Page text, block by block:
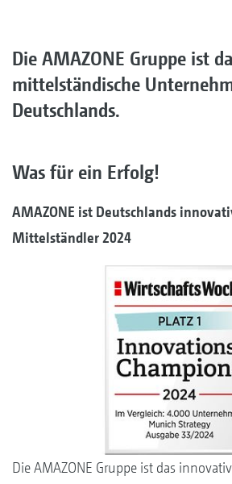
Die AMAZONE Gruppe ist
mittelständische
Deutschlands.
Was für ein Erfolg!
AMAZONE ist Deutschlands
Mittelständler 2024
Die AMAZONE Gruppe ist das